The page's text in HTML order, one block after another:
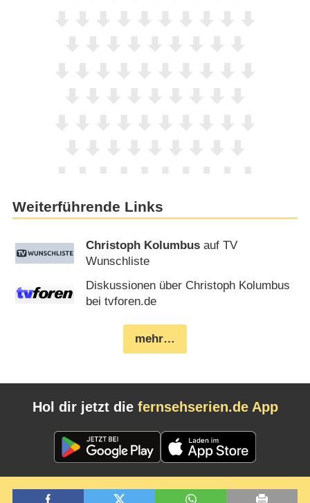
Weiterführende Links
Christoph Kolumbus auf TV
Wunschliste
Diskussionen über Christoph Kolumbus
bei tvforen.de
mehr…
Hol dir jetzt die fernsehserien.de App